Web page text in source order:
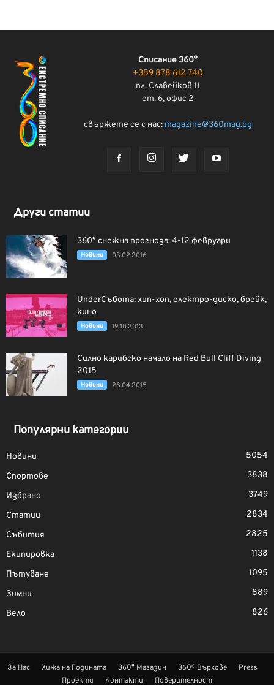
Списание 360°
+359 878 612 740
пл. Славейков 11
ет. 6, офис 2
свържете се с нас: magazine@360mag.bg
Други статии
360° снежна прогноза: 4-12 февруари
Новини 03.02.2016
UnderСъбота: хип-хоп, електро-диско, брейк,
кино
Новини 19.10.2013
Силно карибско начало на Red Bull Cliff Diving
2015
Новини 28.04.2015
Популярни категории
Новини
5054
Спортове
3838
Избрано
3749
Статии
2834
Събития
2825
Екипировка
1138
Пътуване
1095
Зимни
889
Вело
826
За Нас Хижа на Годината 360° Магазин 360º Върхове
Press
Проекти
Контакти Поверителност